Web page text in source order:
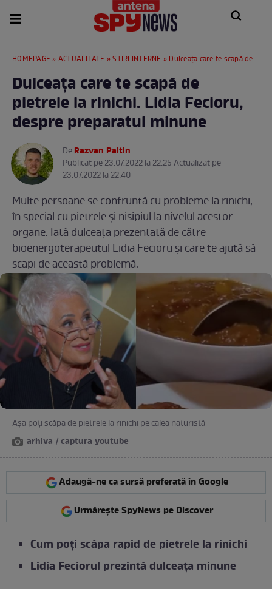
HOMEPAGE » ACTUALITATE »STIRI INTERNE » Dulceața care te scapă de pietrele la rinichi. Lidia Fecioru, despre preparatul minune
Dulceața care te scapă de
pietrele la rinichi. Lidia Fecioru,
despre preparatul minune
DeRazvan Paltin.
Publicat pe 23.07.2022 la 22:25 Actualizat pe
23.07.2022 la 22:40
Multe persoane se confruntă cu probleme la rinichi,
în special cu pietrele și nisipiul la nivelul acestor
organe. Iată dulceața prezentată de către
bioenergoterapeutul Lidia Fecioru și care te ajută să
scapi de această problemă.
Așa poți scăpa de pietrele la rinichi pe calea naturistă
arhiva / captura youtube
Adaugă-ne ca sursă preferată în Google
Urmărește SpyNews pe Discover
Cum poți scăpa rapid de pietrele la rinichi
Lidia Feciorul prezintă dulceața minune